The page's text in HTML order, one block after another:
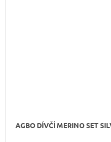
AGBO DÍVČÍ MERINO SET